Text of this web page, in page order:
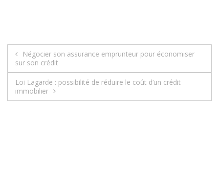
N
a
v
Négocier son assurance emprunteur pour économiser
sur son crédit
Loi Lagarde : possibilité de réduire le coût d’un crédit
immobilier